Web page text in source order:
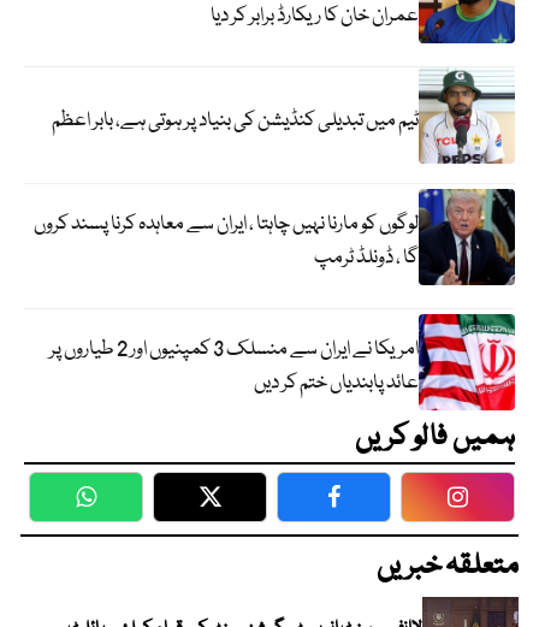
عمران خان کا ریکارڈ برابر کر دیا
ٹیم میں تبدیلی کنڈیشن کی بنیاد پر ہوتی ہے، بابر اعظم
لوگوں کو مارنا نہیں چاہتا ، ایران سے معاہدہ کرنا پسند کروں
گا ، ڈونلڈ ٹرمپ
امریکا نے ایران سے منسلک 3 کمپنیوں اور 2 طیاروں پر
عائد پابندیاں ختم کر دیں
ہمیں فالو کریں
WhatsApp Twitter Facebook
متعلقہ خبریں